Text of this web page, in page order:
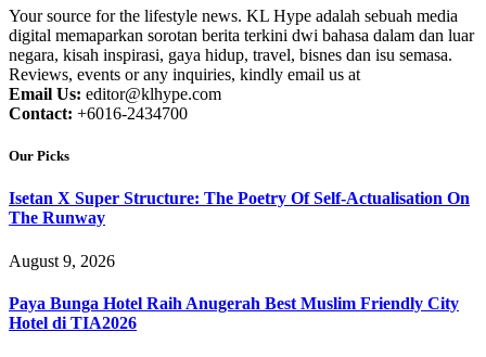
Your source for the lifestyle news. KL Hype adalah sebuah media
digital memaparkan sorotan berita terkini dwi bahasa dalam dan luar
negara, kisah inspirasi, gaya hidup, travel, bisnes dan isu semasa.
Reviews, events or any inquiries, kindly email us at
Email Us: editor@klhype.com
Contact: +6016-2434700
Our Picks
Isetan X Super Structure: The Poetry Of Self-Actualisation On
The Runway
August 9, 2026
Paya Bunga Hotel Raih Anugerah Best Muslim Friendly City
Hotel di TIA2026